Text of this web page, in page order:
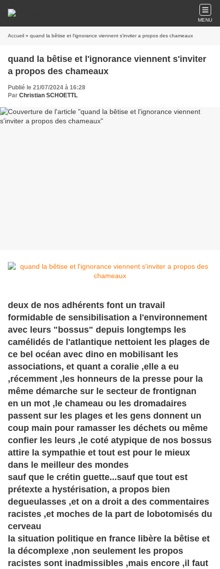
MENU
Accueil » quand la bêtise et l'ignorance viennent s'inviter a propos des chameaux
quand la bêtise et l'ignorance viennent s'inviter
a propos des chameaux
Publié le 21/07/2024 à 16:28
Par Christian SCHOETTL
deux de nos adhérents font un travail
formidable de sensibilisation a l'environnement
avec leurs "bossus" depuis longtemps les
camélidés de l'atlantique nettoient les plages de
ce bel océan avec dino en mobilisant les
associations, et quant a coralie ,elle a eu
,récemment ,les honneurs de la presse pour la
même démarche sur le secteur de frontignan
en un mot ,le chameau ou les dromadaires
passent sur les plages et les gens donnent un
coup main pour ramasser les déchets ou même
confier les leurs ,le coté atypique de nos bossus
attire la sympathie et tout est pour le mieux
dans le meilleur des mondes
sauf que le crétin guette...sauf que tout est
prétexte a hystérisation, a propos bien
degueulasses ,et on a droit a des commentaires
racistes ,et moches de la part de lobotomisés du
cerveau
la situation politique en france libère la bêtise et
la décomplexe ,non seulement les propos
racistes sont inadmissibles ,mais encore ,il faut